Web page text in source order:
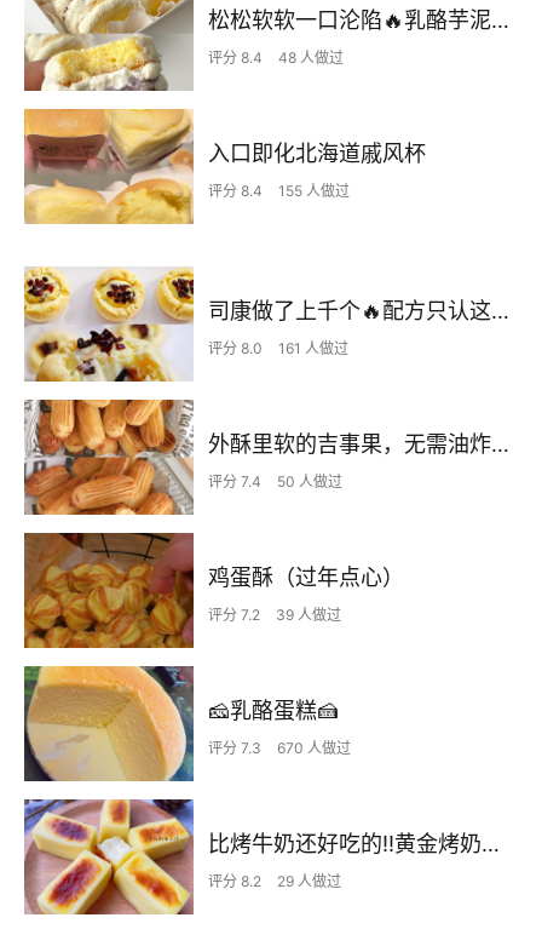
松松软软一口沦陷🔥乳酪芋泥雪贝🍰
评分 8.4 48 人做过
入口即化北海道戚风杯
评分 8.4 155 人做过
司康做了上千个🔥配方只认这一个！
评分 8.0 161 人做过
外酥里软的吉事果，无需油炸个个空心，越嚼越香的外国油条！快手早餐
评分 7.4 50 人做过
鸡蛋酥（过年点心）
评分 7.2 39 人做过
🧀️乳酪蛋糕🍰
评分 7.3 670 人做过
比烤牛奶还好吃的‼️黄金烤奶酪 附细节视频
评分 8.2 29 人做过